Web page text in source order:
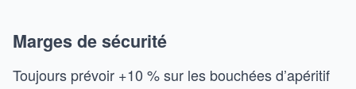
Marges de sécurité
Toujours prévoir +10 % sur les bouchées d’apéritif